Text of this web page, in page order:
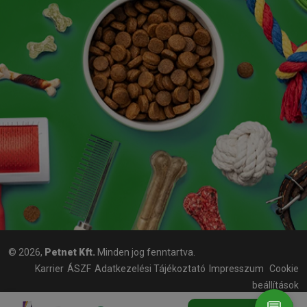
© 2026, Petnet Kft. Minden jog fenntartva.
Karrier ÁSZF Adatkezelési Tájékoztató Impresszum
Cookie
beállítások